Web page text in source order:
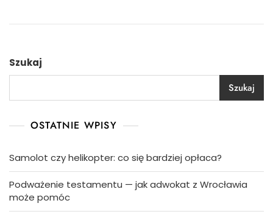
Szukaj
Szukaj
OSTATNIE WPISY
Samolot czy helikopter: co się bardziej opłaca?
Podważenie testamentu — jak adwokat z Wrocławia
może pomóc